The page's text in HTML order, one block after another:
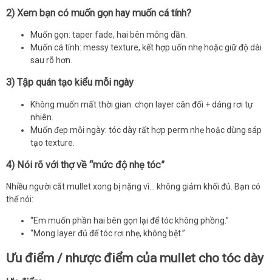
2) Xem bạn có muốn gọn hay muốn cá tính?
Muốn gọn: taper fade, hai bên mỏng dần.
Muốn cá tính: messy texture, kết hợp uốn nhẹ hoặc giữ độ dài
sau rõ hơn.
3) Tập quán tạo kiểu mỗi ngày
Không muốn mất thời gian: chọn layer cân đối + dáng rơi tự
nhiên.
Muốn đẹp mỗi ngày: tóc dày rất hợp perm nhẹ hoặc dùng sáp
tạo texture.
4) Nói rõ với thợ về “mức độ nhẹ tóc”
Nhiều người cắt mullet xong bị nặng vì… không giảm khối đủ. Bạn có
thể nói:
“Em muốn phần hai bên gọn lại để tóc không phồng.”
“Mong layer đủ để tóc rơi nhẹ, không bệt.”
Ưu điểm / nhược điểm của mullet cho tóc dày